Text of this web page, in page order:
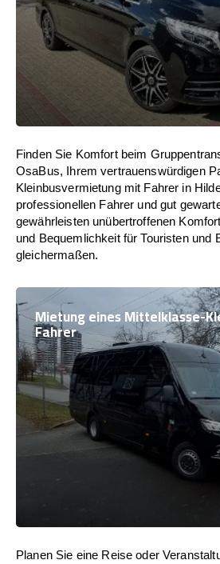
Finden Sie Komfort beim
OsaBus, Ihrem vertrauenswürdigen
Kleinbusvermietung mit Fahrer in
professionellen Fahrer und gut
gewährleisten unübertroffenen
und Bequemlichkeit für Touristen und
gleichermaßen.
Mietung eines Mittelklasse-
Fahrer
Planen Sie eine Reise oder